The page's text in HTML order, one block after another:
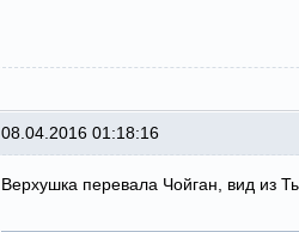
08.04.2016 01:18:16
Верхушка перевала Чойган, вид из